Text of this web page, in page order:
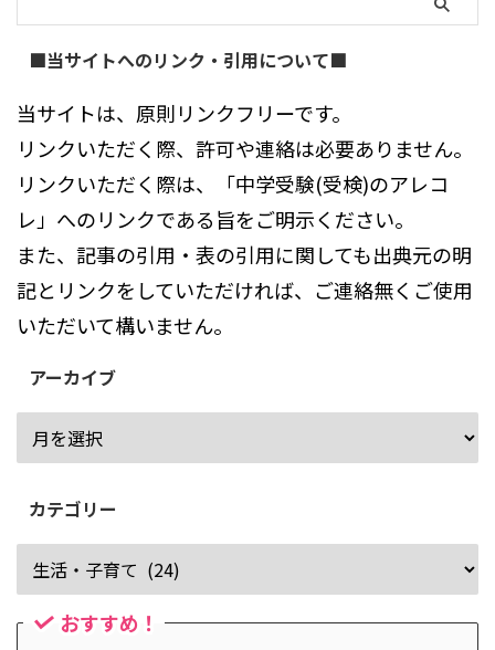
■当サイトへのリンク・引用について■
当サイトは、原則リンクフリーです。
リンクいただく際、許可や連絡は必要ありません。
リンクいただく際は、「中学受験(受検)のアレコ
レ」へのリンクである旨をご明示ください。
また、記事の引用・表の引用に関しても出典元の明
記とリンクをしていただければ、ご連絡無くご使用
いただいて構いません。
アーカイブ
カテゴリー
おすすめ！